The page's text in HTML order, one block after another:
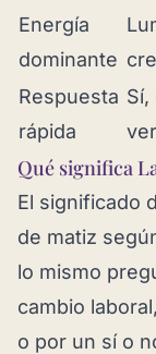
Energía
dominante
Respuesta
rápida
Qué significa
El significado
de matiz
lo mismo
cambio
o por un sí o